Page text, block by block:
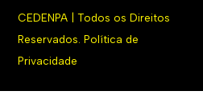
CEDENPA | Todos os Direitos
Reservados.Política de
Privacidade